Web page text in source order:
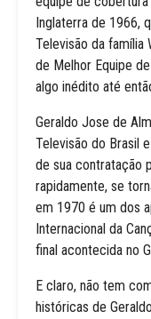
Inglaterra de 1966,
Televisão da família
de Melhor Equipe
algo inédito até
Geraldo Jose de
Televisão do Brasil
de sua contratação
rapidamente, se
em 1970 é um dos
Internacional da
final acontecida no
E claro, não tem
históricas de